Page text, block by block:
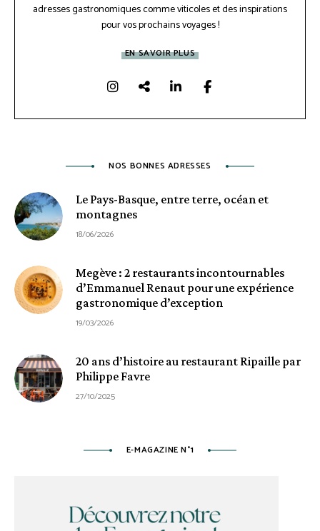
adresses gastronomiques comme viticoles et des inspirations
pour vos prochains voyages !
EN SAVOIR PLUS
NOS BONNES ADRESSES
Le Pays-Basque, entre terre, océan et
montagnes
18/06/2026
Megève : 2 restaurants incontournables
d’Emmanuel Renaut pour une expérience
gastronomique d’exception
19/03/2026
20 ans d’histoire au restaurant Ripaille par
Philippe Favre
27/10/2025
E-MAGAZINE N°1